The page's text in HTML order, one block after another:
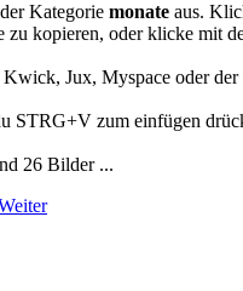
Kategorie monate aus.
kopieren, oder klicke mit
Kwick, Jux, Myspace oder
STRG+V zum einfügen
26 Bilder ...